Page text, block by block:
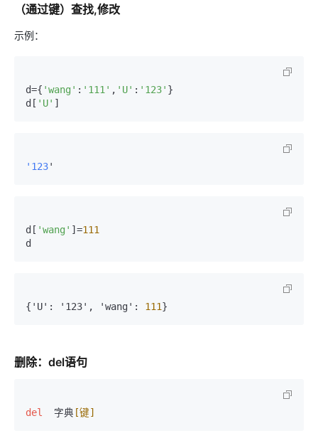
（通过键）查找,修改
示例：
d={ 'wang' : '111' , 'U' : '123' }
d[ 'U' ]
'123'
d[ 'wang' ]=111
d
{'U' : '123' , 'wang' : 111}
删除：del语句
del
  字典
[键]